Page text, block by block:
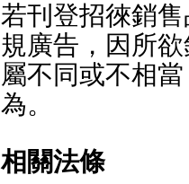
若刊登招徠銷
規廣告，因所
屬不同或不相
為。
相關法條